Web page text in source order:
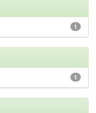
1
1